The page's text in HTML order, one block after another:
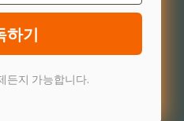
하기
든지 가능합니다.